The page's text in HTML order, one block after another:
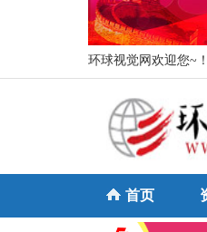
环球视觉网欢迎您~！
首页